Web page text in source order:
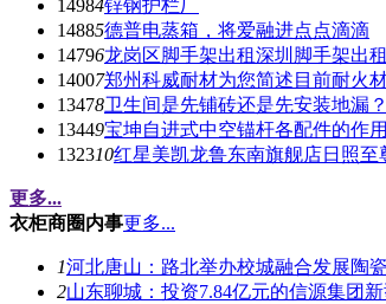
14984锌钢护栏厂
14885德普电蒸箱，将爱融进点点滴滴
14796龙岗区脚手架出租深圳脚手架出租
14007郑州科威耐材为您简述目前耐火
13478卫生间是先铺砖还是先安装地漏
13449宝坤自进式中空锚杆各配件的作用
132310红星美凯龙鲁东南旗舰店日照
更多...
衣柜商圈内事更多...
1河北唐山：路北举办校城融合发展陶
2山东聊城：投资7.84亿元的信源集团